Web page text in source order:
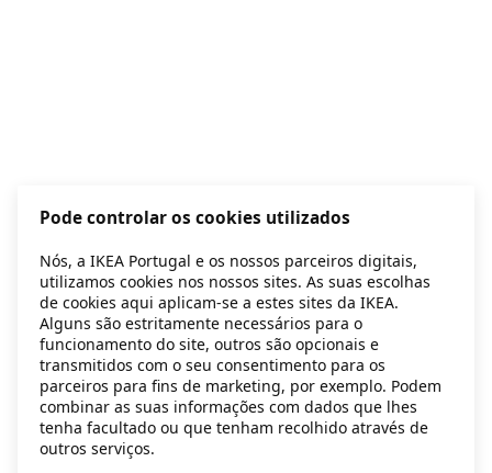
Application error: a client-side exception has occurred
Pode controlar os cookies utilizados
Nós, a IKEA Portugal e os nossos parceiros digitais,
utilizamos cookies nos nossos sites. As suas escolhas
de cookies aqui aplicam-se a estes sites da IKEA.
Alguns são estritamente necessários para o
funcionamento do site, outros são opcionais e
transmitidos com o seu consentimento para os
parceiros para fins de marketing, por exemplo. Podem
combinar as suas informações com dados que lhes
tenha facultado ou que tenham recolhido através de
outros serviços.